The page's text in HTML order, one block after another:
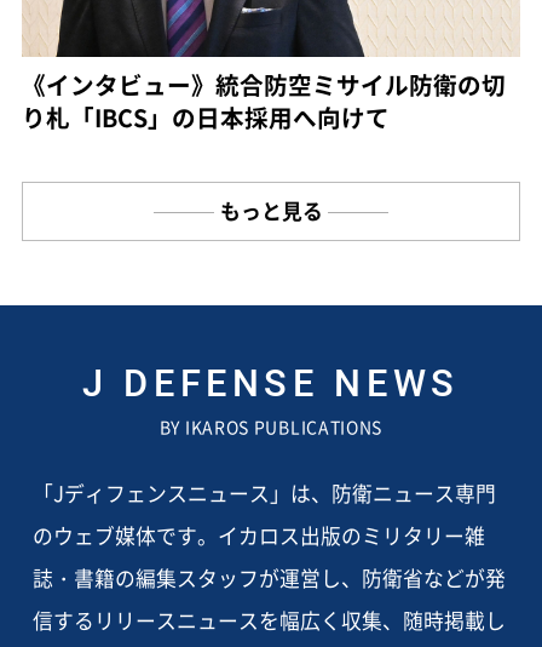
《インタビュー》統合防空ミサイル防衛の切
り札「IBCS」の日本採用へ向けて
もっと見る
J DEFENSE NEWS
BY IKAROS PUBLICATIONS
「Jディフェンスニュース」は、防衛ニュース専門
のウェブ媒体です。イカロス出版のミリタリー雑
誌・書籍の編集スタッフが運営し、防衛省などが発
信するリリースニュースを幅広く収集、随時掲載し